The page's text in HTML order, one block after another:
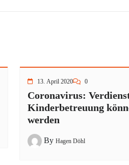
13. April 2020 0
Coronavirus:
Kinderbetreuung
werden
By Hagen Döhl